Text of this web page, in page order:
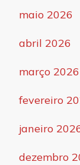
maio 2026
abril 2026
março 2026
fevereiro
janeiro
dezembro